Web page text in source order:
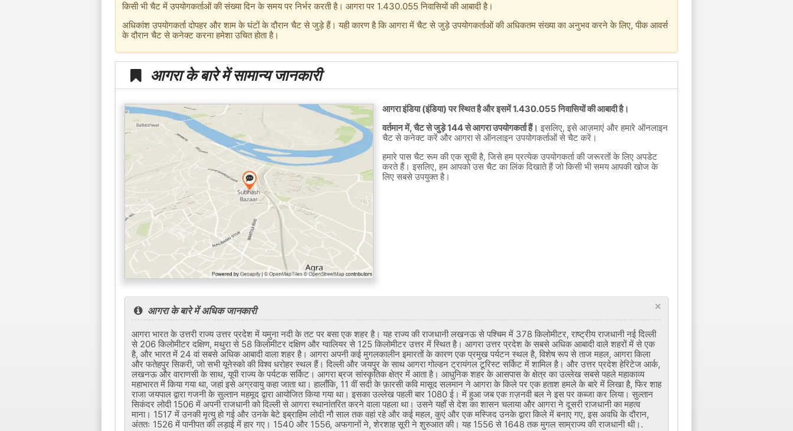
किसी भी चैट में उपयोगकर्ताओं की संख्या दिन के समय पर निर्भर करती है। आगरा पर 1.430.055 निवासियों की आबादी है।
अधिकांश उपयोगकर्ता दोपहर और शाम के घंटों के दौरान चैट से जुड़े हैं। यही कारण है कि आगरा में चैट से जुड़े उपयोगकर्ताओं की अधिकतम संख्या का अनुभव करने के लिए, पीक आवर्स
के दौरान चैट से कनेक्ट करना हमेशा उचित होता है।
आगरा के बारे में सामान्य जानकारी
आगरा इंडिया (इंडिया) पर स्थित है और इसमें 1.430.055 निवासियों की आबादी है।
वर्तमान में, चैट से जुड़े 144 से आगरा उपयोगकर्ता हैं। इसलिए, इसे आज़माएं और हमारे ऑनलाइन
चैट से कनेक्ट करें और आगरा से ऑनलाइन उपयोगकर्ताओं से चैट करें।
हमारे पास चैट रूम की एक सूची है, जिसे हम प्रत्येक उपयोगकर्ता की जरूरतों के लिए अपडेट
करते हैं। इसलिए, हम आपको उस चैट का लिंक दिखाते हैं जो किसी भी समय आपकी खोज के
लिए सबसे उपयुक्त है।
×
आगरा के बारे में अधिक जानकारी
आगरा भारत के उत्तरी राज्य उत्तर प्रदेश में यमुना नदी के तट पर बसा एक शहर है। यह राज्य की राजधानी लखनऊ से पश्चिम में 378 किलोमीटर, राष्ट्रीय राजधानी नई दिल्ली
से 206 किलोमीटर दक्षिण, मथुरा से 58 किलोमीटर दक्षिण और ग्वालियर से 125 किलोमीटर उत्तर में स्थित है। आगरा उत्तर प्रदेश के सबसे अधिक आबादी वाले शहरों में से एक
है, और भारत में 24 वां सबसे अधिक आबादी वाला शहर है। आगरा अपनी कई मुगलकालीन इमारतों के कारण एक प्रमुख पर्यटन स्थल है, विशेष रूप से ताज महल, आगरा किला
और फतेहपुर सिकरी, जो सभी यूनेस्को की विश्व धरोहर स्थल हैं। दिल्ली और जयपुर के साथ आगरा गोल्डन ट्रायंगल टूरिस्ट सर्किट में शामिल है। और उत्तर प्रदेश हेरिटेज आर्क,
लखनऊ और वाराणसी के साथ, यूपी राज्य के पर्यटक सर्किट। आगरा ब्रज सांस्कृतिक क्षेत्र में आता है। आधुनिक शहर के आसपास के क्षेत्र का उल्लेख सबसे पहले महाकाव्य
महाभारत में किया गया था, जहां इसे अग्रवायु कहा जाता था। हालाँकि, 11 वीं सदी के फ़ारसी कवि मासूद सलमान ने आगरा के किले पर एक हताश हमले के बारे में लिखा है, फिर शाह
राजा जयपाल द्वारा गजनी के सुल्तान महमूद द्वारा आयोजित किया गया था। इसका उल्लेख पहली बार 1080 ई। में हुआ जब एक ग़ज़नवी बल ने इस पर कब्जा कर लिया। सुल्तान
सिकंदर लोदी 1506 में अपनी राजधानी को दिल्ली से आगरा स्थानांतरित करने वाला पहला था। उसने यहाँ से देश का शासन चलाया और आगरा ने दूसरी राजधानी का महत्व
माना। 1517 में उनकी मृत्यु हो गई और उनके बेटे इब्राहिम लोदी नौ साल तक वहां रहे और कई महल, कुएं और एक मस्जिद उनके द्वारा किले में बनाए गए, इस अवधि के दौरान,
अंततः 1526 में पानीपत की लड़ाई में हार गए। 1540 और 1556, अफगानों ने, शेरशाह सूरी ने शुरुआत की। यह 1556 से 1648 तक मुगल साम्राज्य की राजधानी थी।.